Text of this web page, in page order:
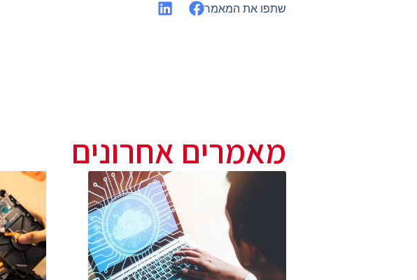
שתפו את המאמר
מאמרים אחרונים